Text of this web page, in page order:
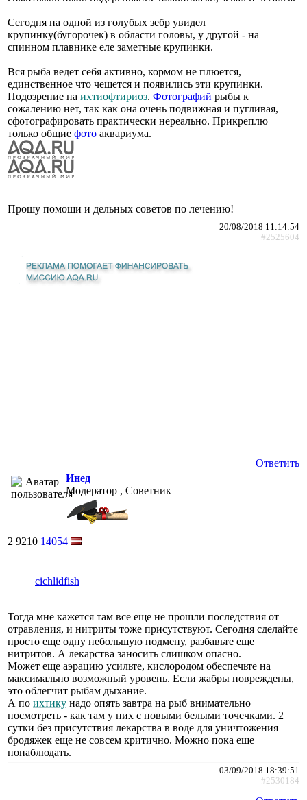
Сегодня на одной из голубых зебр увидел
крупинку(бугорочек) в области головы, у другой - на
спинном плавнике еле заметные крупинки.
Вся рыба ведет себя активно, кормом не плюется,
единственное что чешется и появились эти крупинки.
Подозрение на ихтиофтириоз. Фотографий рыбы к
сожалению нет, так как она очень подвижная и пугливая,
сфотографировать практически нереально. Прикреплю
только общие фото аквариума.
Прошу помощи и дельных советов по лечению!
20/08/2018 11:14:54
#2525604
Ответить
Инед
Модератор , Советник
2 9210 14054
cichlidfish
Тогда мне кажется там все еще не прошли последствия от
отравления, и нитриты тоже присутствуют. Сегодня сделайте
просто еще одну небольшую подмену, разбавьте еще
нитритов. А лекарства заносить слишком опасно.
Может еще аэрацию усильте, кислородом обеспечьте на
максимально возможный уровень. Если жабры повреждены,
это облегчит рыбам дыхание.
А по ихтику надо опять завтра на рыб внимательно
посмотреть - как там у них с новыми белыми точечками. 2
сутки без присутствия лекарства в воде для уничтожения
бродяжек еще не совсем критично. Можно пока еще
понаблюдать.
03/09/2018 18:39:51
#2530184